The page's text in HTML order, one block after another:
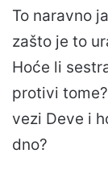
To naravno
zašto je to
Hoće li
protivi
vezi Deve i
dno?